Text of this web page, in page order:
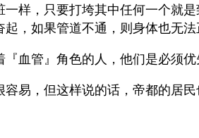
样，只要打垮其中任何一个就
，如果管道不通，则身体也无法
血管』角色的人，他们是必须优
容易，但这样说的话，帝都的居